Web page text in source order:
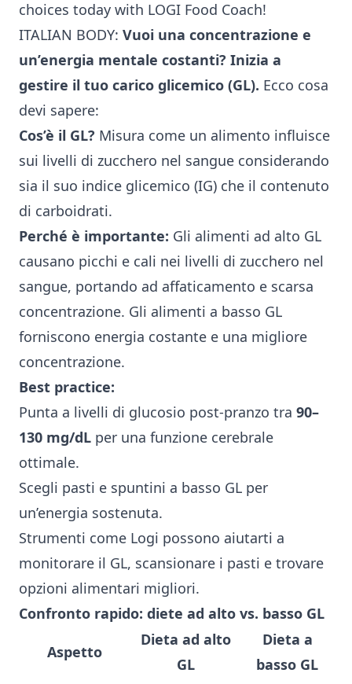
choices today with LOGI Food Coach!
ITALIAN BODY: Vuoi una concentrazione e
un’energia mentale costanti? Inizia a
gestire il tuo carico glicemico (GL). Ecco cosa
devi sapere:
Cos’è il GL? Misura come un alimento influisce
sui livelli di zucchero nel sangue considerando
sia il suo indice glicemico (IG) che il contenuto
di carboidrati.
Perché è importante: Gli alimenti ad alto GL
causano picchi e cali nei livelli di zucchero nel
sangue, portando ad affaticamento e scarsa
concentrazione. Gli alimenti a basso GL
forniscono energia costante e una migliore
concentrazione.
Best practice:
Punta a livelli di glucosio post-pranzo tra 90–
130 mg/dL per una funzione cerebrale
ottimale.
Scegli pasti e spuntini a basso GL per
un’energia sostenuta.
Strumenti come Logi possono aiutarti a
monitorare il GL, scansionare i pasti e trovare
opzioni alimentari migliori.
Confronto rapido: diete ad alto vs. basso GL
Aspetto
Dieta ad alto
GL
Dieta a
basso GL